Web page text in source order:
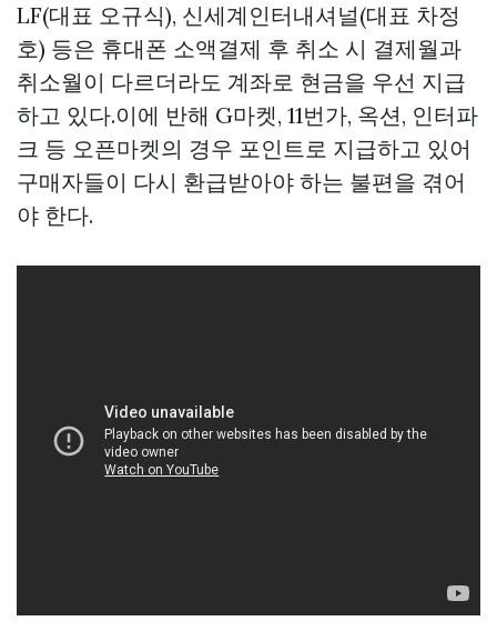
LF(대표 오규식), 신세계인터내셔널(대표 차정
호) 등은 휴대폰 소액결제 후 취소 시 결제월과
취소월이 다르더라도 계좌로 현금을 우선 지급
하고 있다.이에 반해 G마켓, 11번가, 옥션, 인터파
크 등 오픈마켓의 경우 포인트로 지급하고 있어
구매자들이 다시 환급받아야 하는 불편을 겪어
야 한다.